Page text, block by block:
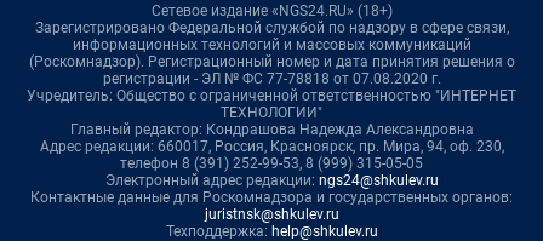
Сетевое издание «NGS24.RU» (18+)
Зарегистрировано Федеральной службой по надзору в сфере связи,
информационных технологий и массовых коммуникаций
(Роскомнадзор). Регистрационный номер и дата принятия решения о
регистрации - ЭЛ № ФС 77-78818 от 07.08.2020 г.
Учредитель: Общество с ограниченной ответственностью "ИНТЕРНЕТ
ТЕХНОЛОГИИ"
Главный редактор: Кондрашова Надежда Александровна
Адрес редакции: 660017, Россия, Красноярск, пр. Мира, 94, оф. 230,
телефон 8 (391) 252-99-53, 8 (999) 315-05-05
Электронный адрес редакции: ngs24@shkulev.ru
Контактные данные для Роскомнадзора и государственных органов:
juristnsk@shkulev.ru
Техподдержка: help@shkulev.ru